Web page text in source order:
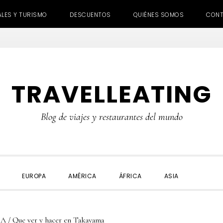
Y TURISMO DESCUENTOS QUIÉNES SOMOS
TRAVELLEATING
Blog de viajes y restaurantes del mundo
EUROPA AMÉRICA ÁFRICA ASIA
/Que ver y hacer en Takayama